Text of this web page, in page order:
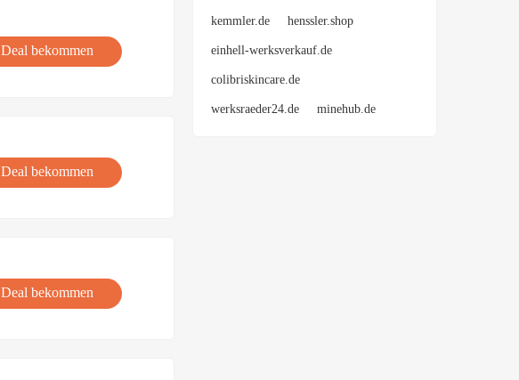
Deal bekommen
Deal bekommen
Deal bekommen
kemmler.de henssler.shop
einhell-werksverkauf.de
colibriskincare.de
werksraeder24.de minehub.de